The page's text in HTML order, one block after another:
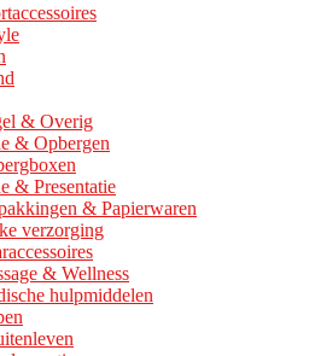
& Overig
& Opbergen
& Presentatie
& Papierwaren
verzorging
& Wellness
hulpmiddelen